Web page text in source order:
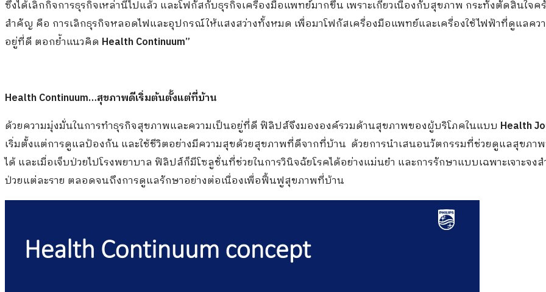
ซึ่งได้เลิกกิจการธุรกิจเหล่านี้ไปแล้ว และโฟกัสกับธุรกิจเครื่องมือแพทย์มากขึ้น เพราะเกี่ยวเนื่องกับสุขภาพ กระทั่งตัดสินใจค
สำคัญ คือ การเลิกธุรกิจหลอดไฟและอุปกรณ์ให้แสงสว่างทั้งหมด เพื่อมาโฟกัสเครื่องมือแพทย์และเครื่องใช้ไฟฟ้าที่ดูแลคว
อยู่ที่ดี ตอกย้ำแนวคิด Health Continuum”
Health Continuum…สุขภาพดีเริ่มต้นตั้งแต่ที่บ้าน
ด้วยความมุ่งมั่นในการทำธุรกิจสุขภาพและความเป็นอยู่ที่ดี ฟิลิปส์จึงมององค์รวมด้านสุขภาพของผู้บริโภคในแบบ Health
เริ่มตั้งแต่การดูแลป้องกัน และใช้ชีวิตอย่างมีความสุขด้วยสุขภาพที่ดีจากที่บ้าน ด้วยการนำเสนอนวัตกรรมที่ช่วยดูแลสุขภา
ได้ และเมื่อเจ็บป่วยไปโรงพยาบาล ฟิลิปส์ก็มีโซลูชั่นที่ช่วยในการวินิจฉัยโรคได้อย่างแม่นยำ และการรักษาแบบเฉพาะเจาะจง
ป่วยแต่ละราย ตลอดจนถึงการดูแลรักษาอย่างต่อเนื่องเพื่อฟื้นฟูสุขภาพที่บ้าน